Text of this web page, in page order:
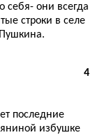
себя- они всегда
строки в селе
4
последние
избушке